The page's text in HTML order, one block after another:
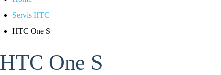
Servis HTC
HTC One S
HTC One S